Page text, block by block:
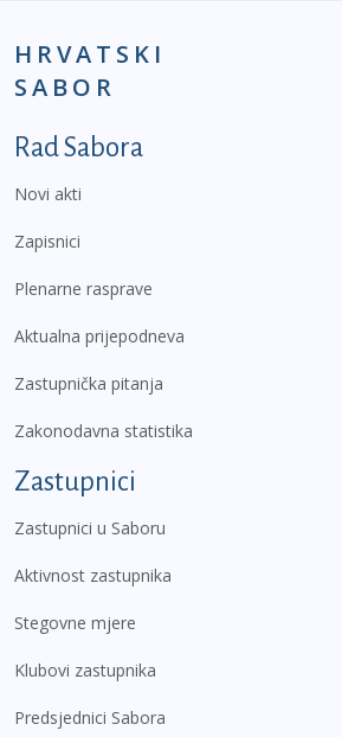
HRVATSKI
SABOR
Podnožje prvi izbornik
Rad Sabora
Novi akti
Zapisnici
Plenarne rasprave
Aktualna prijepodneva
Zastupnička pitanja
Zakonodavna statistika
Zastupnici
Zastupnici u Saboru
Aktivnost zastupnika
Stegovne mjere
Klubovi zastupnika
Predsjednici Sabora